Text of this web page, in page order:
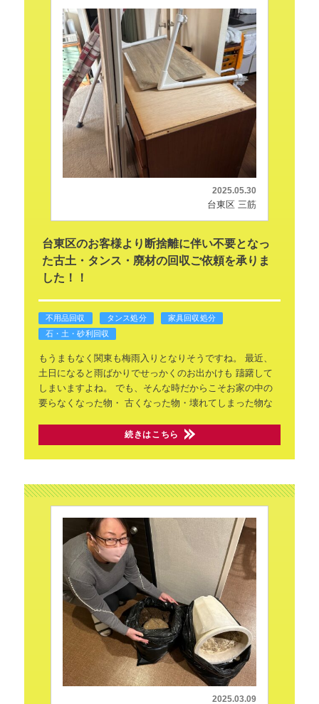
2025.05.30
台東区 三筋
台東区のお客様より断捨離に伴い不要となっ
た古土・タンス・廃材の回収ご依頼を承りま
した！！
不用品回収 タンス処分
家具回収処分
石・土・砂利回収
もうまもなく関東も梅雨入りとなりそうですね。
最近、
土日になると雨ばかりでせっかくのお出かけも 躊躇して
しまいますよね。
でも、そんな時だからこそお家の中の
要らなくなった物・ 古くなった物・壊れてしまった物な
続きはこちら
2025.03.09